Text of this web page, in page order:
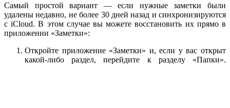
Самый простой вариант — если нужные заметки были
удалены недавно, не более 30 дней назад и синхронизируются
с iCloud. В этом случае вы можете восстановить их прямо в
приложении «Заметки»:
Откройте приложение «Заметки» и, если у вас открыт
какой-либо раздел, перейдите к разделу «Папки».